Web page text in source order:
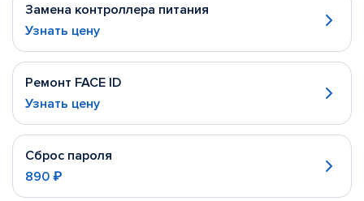
Замена контроллера питания
Узнать цену
Ремонт FACE ID
Узнать цену
Сброс пароля
890 ₽